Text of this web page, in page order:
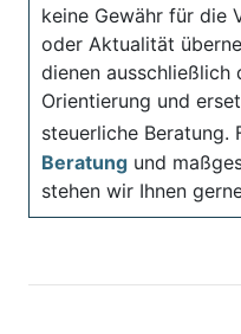
keine Gewähr für die
oder Aktualität
dienen ausschließlich
Orientierung und
steuerliche Beratung.
Beratung und
stehen wir Ihnen